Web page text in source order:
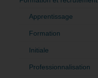
Apprentissage
Formation
Initiale
Professionnalisation